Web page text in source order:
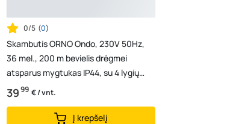
0/5 (0)
Skambutis ORNO Ondo, 230V 50Hz,
36 mel., 200 m bevielis drėgmei
atsparus mygtukas IP44, su 4 lygių
garso reguliavimu, b...
3999 € / vnt.
Į krepšelį